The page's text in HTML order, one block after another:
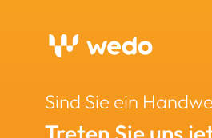
Sind Sie ein